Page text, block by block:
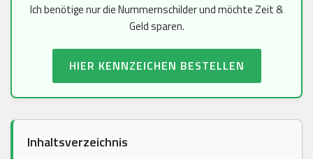
Ich benötige nur die Nummernschilder und möchte Zeit &
Geld sparen.
HIER KENNZEICHEN BESTELLEN
Inhaltsverzeichnis